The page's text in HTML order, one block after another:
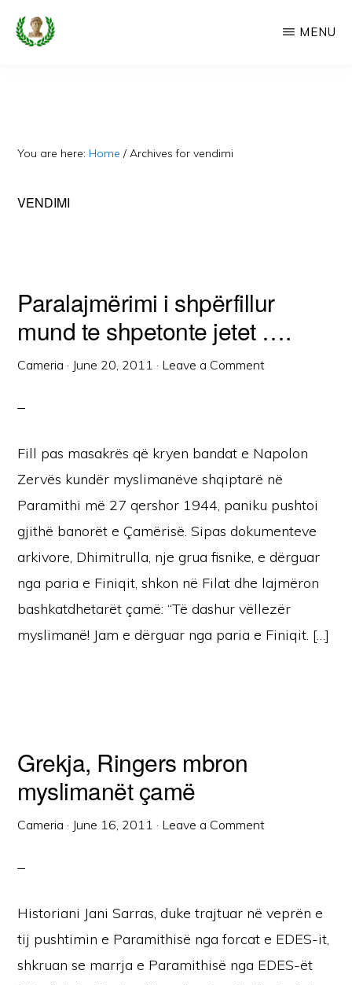
Skip
Faqe
Dedikuar
MENU
You are here: Home / Archives for vendimi
VENDIMI
Paralajmërimi i shpërfillur
mund te shpetonte jetet ….
Cameria · June 20, 2011 · Leave a Comment
Fill pas masakrës që kryen bandat e Napolon
Zervës kundër myslimanëve shqiptarë në
Paramithi më 27 qershor 1944, paniku pushtoi
gjithë banorët e Çamërisë. Sipas dokumenteve
arkivore, Dhimitrulla, nje grua fisnike, e dërguar
nga paria e Finiqit, shkon në Filat dhe lajmëron
bashkatdhetarët çamë: “Të dashur vëllezër
myslimanë! Jam e dërguar nga paria e Finiqit. […]
Grekja, Ringers mbron
myslimanët çamë
Cameria · June 16, 2011 · Leave a Comment
Historiani Jani Sarras, duke trajtuar në veprën e
tij pushtimin e Paramithisë nga forcat e EDES-it,
shkruan se marrja e Paramithisë nga EDES-ët